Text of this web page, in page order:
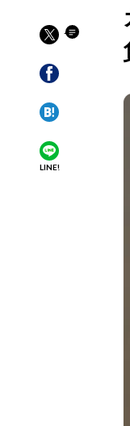
LINE!